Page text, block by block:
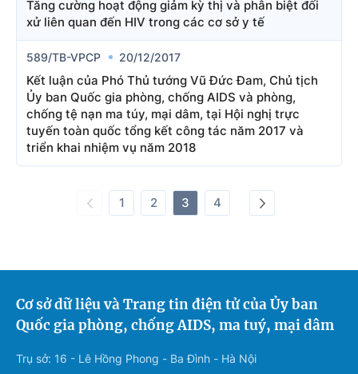
Tăng cường hoạt động giảm kỳ thị và phân biệt đối
xử liên quan đến HIV trong các cơ sở y tế
589/TB-VPCP 20/12/2017
Kết luận của Phó Thủ tướng Vũ Đức Đam, Chủ tịch
Ủy ban Quốc gia phòng, chống AIDS và phòng,
chống tệ nạn ma túy, mại dâm, tại Hội nghị trực
tuyến toàn quốc tổng kết công tác năm 2017 và
triển khai nhiệm vụ năm 2018
1 2 3 4
Cơ sở dữ liệu và Trang tin điện tử của Ủy ban
Quốc gia phòng, chống AIDS, ma tuý, mại dâm
Trụ sở: 16 - Lê Hồng Phong - Ba Đình - Hà Nội